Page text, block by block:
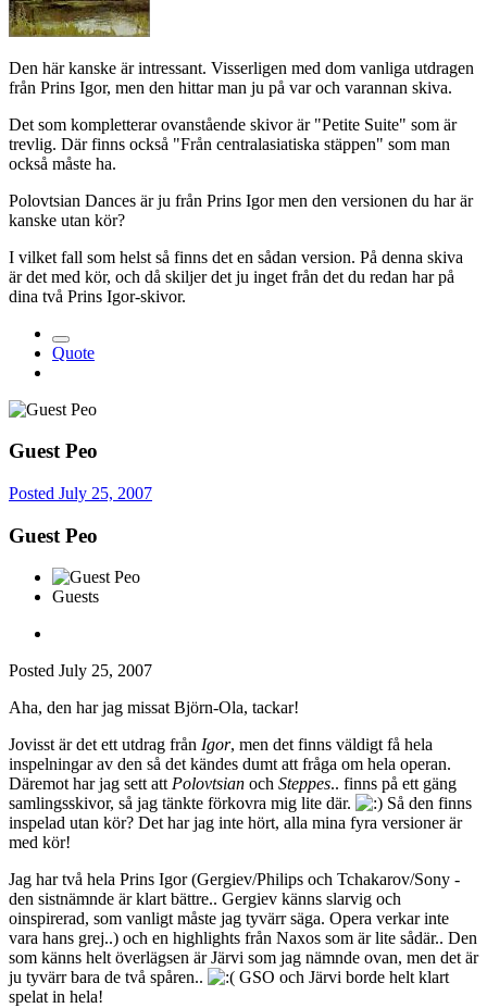
Den här kanske är intressant. Visserligen med dom vanliga utdragen
från Prins Igor, men den hittar man ju på var och varannan skiva.
Det som kompletterar ovanstående skivor är "Petite Suite" som är
trevlig. Där finns också "Från centralasiatiska stäppen" som man
också måste ha.
Polovtsian Dances är ju från Prins Igor men den versionen du har är
kanske utan kör?
I vilket fall som helst så finns det en sådan version. På denna skiva
är det med kör, och då skiljer det ju inget från det du redan har på
dina två Prins Igor-skivor.
Quote
Guest Peo
Posted July 25, 2007
Guest Peo
Guests
Posted July 25, 2007
Aha, den har jag missat Björn-Ola, tackar!
Jovisst är det ett utdrag från Igor, men det finns väldigt få hela
inspelningar av den så det kändes dumt att fråga om hela operan.
Däremot har jag sett attPolovtsian och Steppes.. finns på ett gäng
samlingsskivor, så jag tänkte förkovra mig lite där.
Så den finns
inspelad utan kör? Det har jag inte hört, alla mina fyra versioner är
med kör!
Jag har två hela Prins Igor (Gergiev/Philips och Tchakarov/Sony -
den sistnämnde är klart bättre.. Gergiev känns slarvig och
oinspirerad, som vanligt måste jag tyvärr säga. Opera verkar inte
vara hans grej..) och en highlights från Naxos som är lite sådär.. Den
som känns helt överlägsen är Järvi som jag nämnde ovan, men det är
ju tyvärr bara de två spåren..
GSO och Järvi borde helt klart
spelat in hela!